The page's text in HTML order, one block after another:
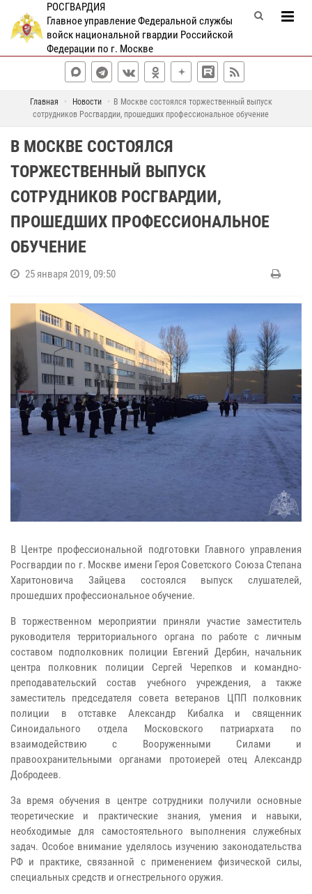
РОСГВАРДИЯ
Главное управление Федеральной службы
войск национальной гвардии Российской
Федерации по г. Москве
Главная Новости
В Москве состоялся торжественный выпуск
сотрудников Росгвардии, прошедших профессиональное обучение
В МОСКВЕ СОСТОЯЛСЯ
ТОРЖЕСТВЕННЫЙ ВЫПУСК
СОТРУДНИКОВ РОСГВАРДИИ,
ПРОШЕДШИХ ПРОФЕССИОНАЛЬНОЕ
ОБУЧЕНИЕ
25 января 2019, 09:50
В Центре профессиональной подготовки Главного управления
Росгвардии по г. Москве имени Героя Советского Союза Степана
Харитоновича Зайцева состоялся выпуск слушателей,
прошедших профессиональное обучение.
В торжественном мероприятии приняли участие заместитель
руководителя территориального органа по работе с личным
составом подполковник полиции Евгений Дербин, начальник
центра полковник полиции Сергей Черепков и командно-
преподавательский состав учебного учреждения, а также
заместитель председателя совета ветеранов ЦПП полковник
полиции в отставке Александр Кибалка и священник
Синоидального отдела Московского патриархата по
взаимодействию с Вооруженными Силами и
правоохранительными органами протоиерей отец Александр
Добродеев.
За время обучения в центре сотрудники получили основные
теоретические и практические знания, умения и навыки,
необходимые для самостоятельного выполнения служебных
задач. Особое внимание уделялось изучению законодательства
РФ и практике, связанной с применением физической силы,
специальных средств и огнестрельного оружия.